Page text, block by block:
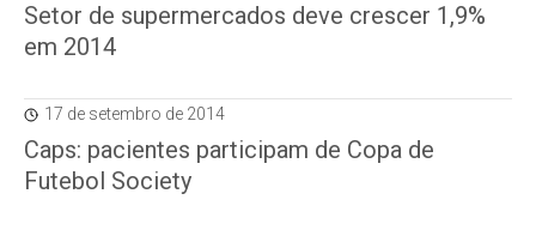
Setor de supermercados deve crescer 1,9%
em 2014
17 de setembro de 2014
Caps: pacientes participam de Copa de
Futebol Society